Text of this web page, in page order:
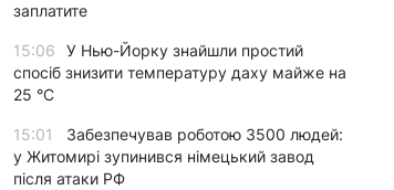
заплатите
15:06
У Нью-Йорку знайшли простий
спосіб знизити температуру даху майже на
25 °C
15:01
Забезпечував роботою 3500 людей:
у Житомирі зупинився німецький завод
після атаки РФ